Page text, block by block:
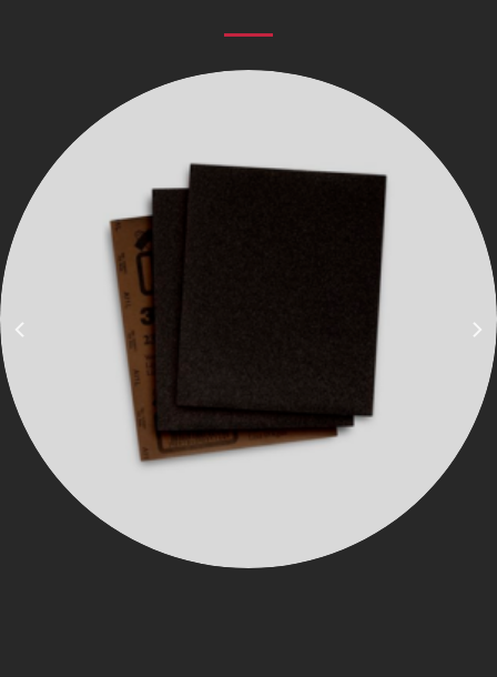
Lixa d’Água 331Q, 34256, 230 mm x 280 mm, Grão P220,